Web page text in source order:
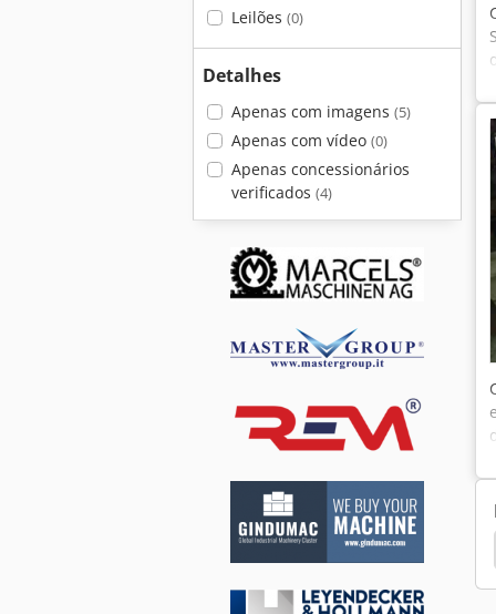
Leilões (0)
Detalhes
Apenas com imagens (5)
Apenas com vídeo (0)
Apenas concessionários
verificados (4)
Gleason Reishauer